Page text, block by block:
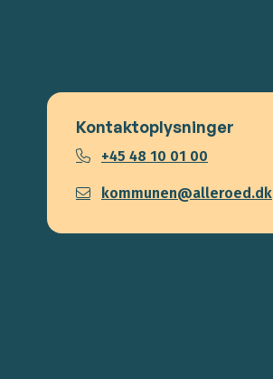
Kontaktoplysninger
+45 48 10 01 00
kommunen@alleroed.dk